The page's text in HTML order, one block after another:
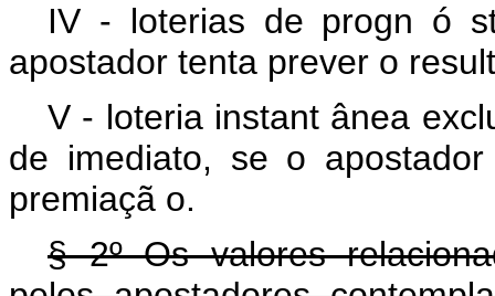
IV - loterias de progn ó
apostador tenta prever o
V - loteria instant ânea
de imediato, se o
premiaçã o.
§ 2º Os valores